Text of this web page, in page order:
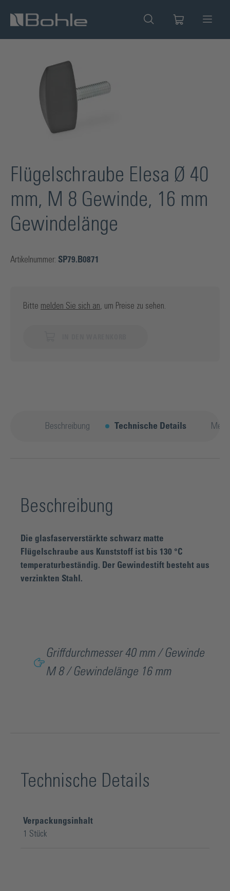
springen
Flügelschraube Elesa Ø 40
mm, M 8 Gewinde, 16 mm
Gewindelänge
Artikelnummer: SP79.B0871
Bitte melden Sie sich an , um Preise zu sehen.
Beschreibung Technische Details
Beschreibung
Die glasfaserverstärkte schwarz matte
Flügelschraube aus Kunststoff ist bis 130 °C
temperaturbeständig. Der Gewindestift besteht aus
verzinkten Stahl.
Griffdurchmesser 40 mm / Gewinde
M 8 / Gewindelänge 16 mm
Technische Details
Verpackungsinhalt
1 Stück